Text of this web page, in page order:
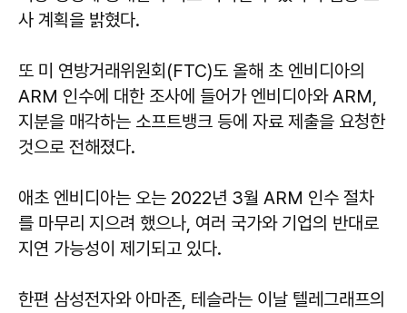
사 계획을 밝혔다.
또 미 연방거래위원회(FTC)도 올해 초 엔비디아의
ARM 인수에 대한 조사에 들어가 엔비디아와 ARM,
지분을 매각하는 소프트뱅크 등에 자료 제출을 요청한
것으로 전해졌다.
애초 엔비디아는 오는 2022년 3월 ARM 인수 절차
를 마무리 지으려 했으나, 여러 국가와 기업의 반대로
지연 가능성이 제기되고 있다.
한편 삼성전자와 아마존, 테슬라는 이날 텔레그래프의